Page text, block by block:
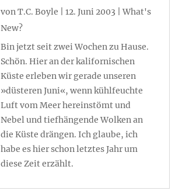
vonT.C. Boyle 12. Juni 2003 |What's
New?
Bin jetzt seit zwei Wochen zu Hause.
Schön. Hier an der kalifornischen
Küste erleben wir gerade unseren
»düsteren Juni«, wenn kühlfeuchte
Luft vom Meer hereinstömt und
Nebel und tiefhängende Wolken an
die Küste drängen. Ich glaube, ich
habe es hier schon letztes Jahr um
diese Zeit erzählt.